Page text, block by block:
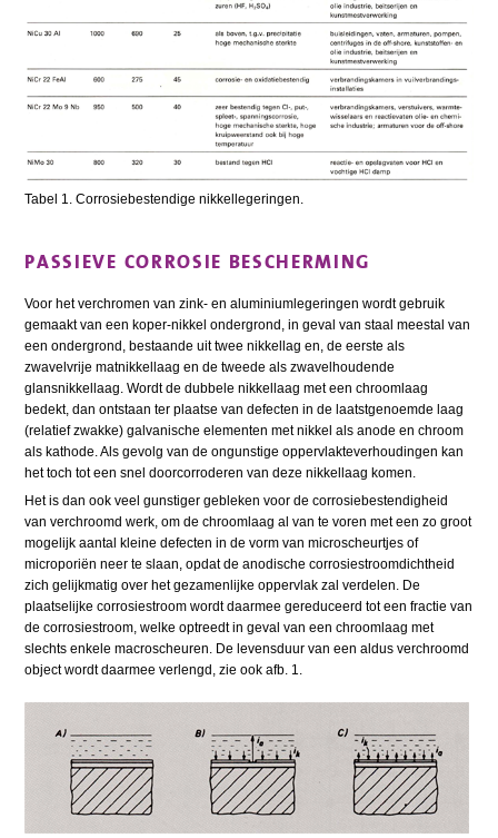
Tabel 1. Corrosiebestendige nikkellegeringen.
PASSIEVE CORROSIE BESCHERMING
Voor het verchromen van zink- en aluminiumlegeringen wordt gebruik
gemaakt van een koper-nikkel ondergrond, in geval van staal meestal van
een ondergrond, bestaande uit twee nikkellag en, de eerste als
zwavelvrije matnikkellaag en de tweede als zwavelhoudende
glansnikkellaag. Wordt de dubbele nikkellaag met een chroomlaag
bedekt, dan ontstaan ter plaatse van defecten in de laatstgenoemde laag
(relatief zwakke) galvanische elementen met nikkel als anode en chroom
als kathode. Als gevolg van de ongunstige oppervlakteverhoudingen kan
het toch tot een snel doorcorroderen van deze nikkellaag komen.
Het is dan ook veel gunstiger gebleken voor de corrosiebestendigheid
van verchroomd werk, om de chroomlaag al van te voren met een zo groot
mogelijk aantal kleine defecten in de vorm van microscheurtjes of
microporiën neer te slaan, opdat de anodische corrosiestroomdichtheid
zich gelijkmatig over het gezamenlijke oppervlak zal verdelen. De
plaatselijke corrosiestroom wordt daarmee gereduceerd tot een fractie van
de corrosiestroom, welke optreedt in geval van een chroomlaag met
slechts enkele macroscheuren. De levensduur van een aldus verchroomd
object wordt daarmee verlengd, zie ook afb. 1.